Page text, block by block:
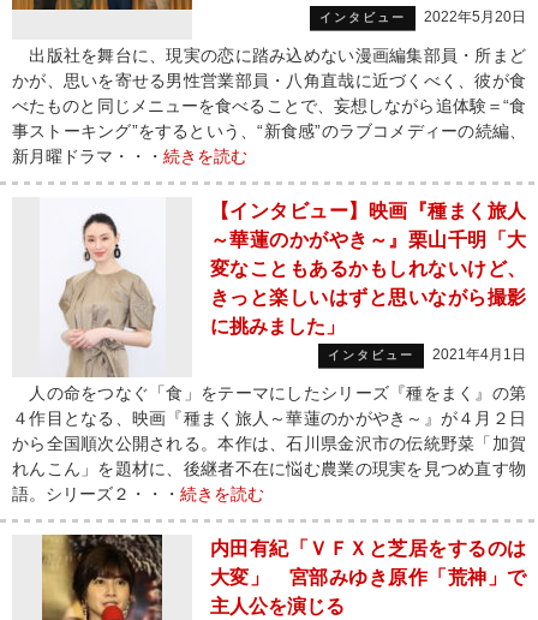
インタビュー 2022年5月20日
出版社を舞台に、現実の恋に踏み込めない漫画編集部員・所まど
かが、思いを寄せる男性営業部員・八角直哉に近づくべく、彼が食
べたものと同じメニューを食べることで、妄想しながら追体験＝“食
事ストーキング”をするという、“新食感”のラブコメディーの続編、
新月曜ドラマ・・・ 続きを読む
【インタビュー】映画『種まく旅人
～華蓮のかがやき～』栗山千明「大
変なこともあるかもしれないけど、
きっと楽しいはずと思いながら撮影
に挑みました」
インタビュー 2021年4月1日
人の命をつなぐ「食」をテーマにしたシリーズ『種をまく』の第
４作目となる、映画『種まく旅人～華蓮のかがやき～』が４月２日
から全国順次公開される。本作は、石川県金沢市の伝統野菜「加賀
れんこん」を題材に、後継者不在に悩む農業の現実を見つめ直す物
語。シリーズ２・・・ 続きを読む
内田有紀「ＶＦＸと芝居をするのは
大変」 宮部みゆき原作「荒神」で
主人公を演じる